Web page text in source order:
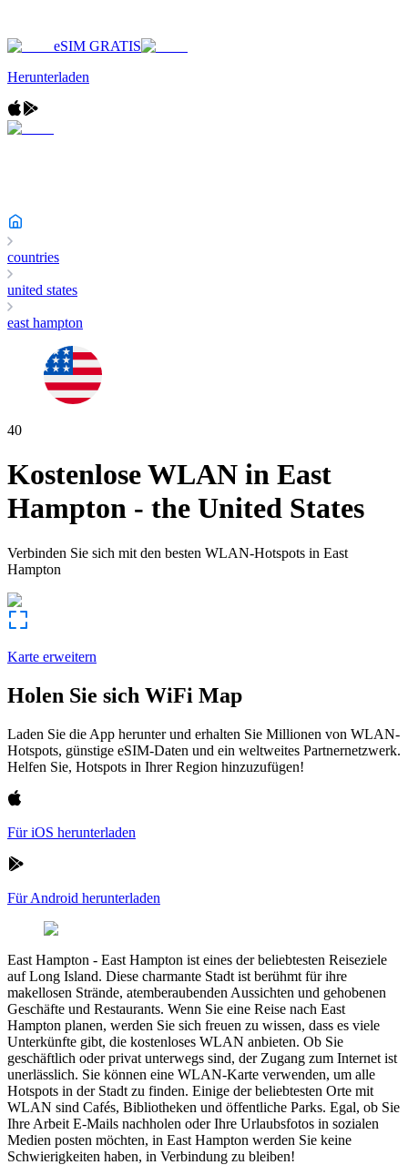
eSIM GRATIS
Herunterladen
countries
united states
east hampton
40
Kostenlose WLAN in East
Hampton - the United States
Verbinden Sie sich mit den besten WLAN-Hotspots in East
Hampton
Karte erweitern
Holen Sie sich WiFi Map
Laden Sie die App herunter und erhalten Sie Millionen von WLAN-
Hotspots, günstige eSIM-Daten und ein weltweites Partnernetzwerk.
Helfen Sie, Hotspots in Ihrer Region hinzuzufügen!
Für iOS herunterladen
Für Android herunterladen
East Hampton - East Hampton ist eines der beliebtesten Reiseziele
auf Long Island. Diese charmante Stadt ist berühmt für ihre
makellosen Strände, atemberaubenden Aussichten und gehobenen
Geschäfte und Restaurants. Wenn Sie eine Reise nach East
Hampton planen, werden Sie sich freuen zu wissen, dass es viele
Unterkünfte gibt, die kostenloses WLAN anbieten. Ob Sie
geschäftlich oder privat unterwegs sind, der Zugang zum Internet ist
unerlässlich. Sie können eine WLAN-Karte verwenden, um alle
Hotspots in der Stadt zu finden. Einige der beliebtesten Orte mit
WLAN sind Cafés, Bibliotheken und öffentliche Parks. Egal, ob Sie
Ihre Arbeit E-Mails nachholen oder Ihre Urlaubsfotos in sozialen
Medien posten möchten, in East Hampton werden Sie keine
Schwierigkeiten haben, in Verbindung zu bleiben!